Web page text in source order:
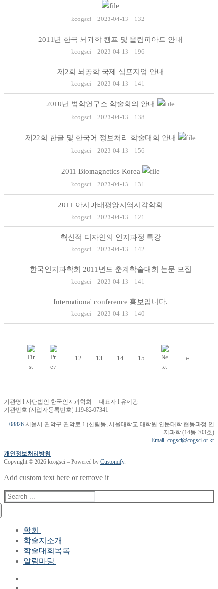
kcogsci 2023-04-13 132
2011년 한국 뇌과학 캠프 및 올림피아드 안내
kcogsci 2023-04-13 196
제2회 뇌공학 국제 심포지엄 안내
kcogsci 2023-04-13 141
2010년 법학연구소 학술회의 안내
kcogsci 2023-04-13 138
제22회 한글 및 한국어 정보처리 학술대회 안내
kcogsci 2023-04-13 156
2011 Biomagnetics Korea
kcogsci 2023-04-13 131
2011 아시아태평양지역시각학회
kcogsci 2023-04-13 121
혁신적 디자인의 인지과정 특강
kcogsci 2023-04-13 142
한국인지과학회 2011년도 춘계학술대회 논문 모집
kcogsci 2023-04-13 141
International conference 홍보입니다.
kcogsci 2023-04-13 140
12 13 14 15
기관명 l 사단법인 한국인지과학회 대표자 l 유제광
기관번호 (사업자등록번호) 119-82-07341
08826 서울시 관악구 관악로 1 (신림동, 서울대학교 대학원 인문대학 협동과정 인
지과학 (14동 303호)
Email. cogsci@cogsci.or.kr
개인정보처리방침
Copyright © 2026 kcogsci – Powered by Customify.
Add custom text here or remove it
Search
for:
학회
학회장 인사말
현 임원진
역대 임원진
학술지소개
학술대회목록
알림마당